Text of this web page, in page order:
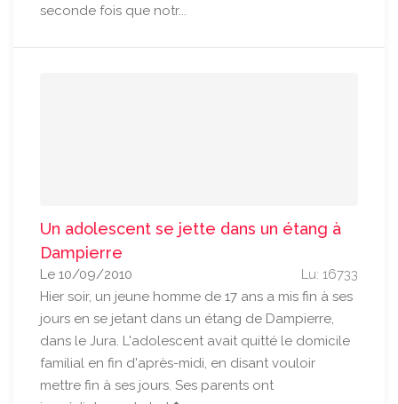
seconde fois que notr...
Un adolescent se jette dans un étang à
Dampierre
Lu: 16733
Le 10/09/2010
Hier soir, un jeune homme de 17 ans a mis fin à ses
jours en se jetant dans un étang de Dampierre,
dans le Jura. L'adolescent avait quitté le domicile
familial en fin d'après-midi, en disant vouloir
mettre fin à ses jours. Ses parents ont